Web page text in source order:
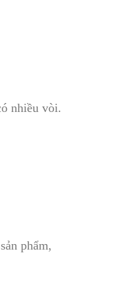
nhiều vòi.
phẩm,